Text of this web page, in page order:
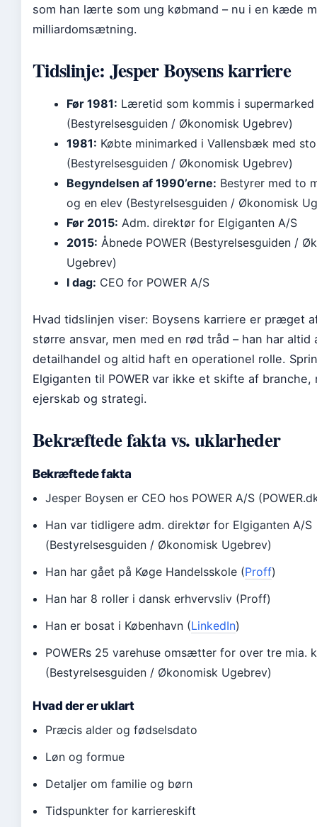
som han lærte som ung købmand – nu i en kæde
milliardomsætning.
Tidslinje: Jesper Boysens karriere
Før 1981: Læretid som kommis i
(Bestyrelsesguiden / Økonomisk Ugebrev)
1981: Købte minimarked i Vallensbæk med
(Bestyrelsesguiden / Økonomisk Ugebrev)
Begyndelsen af 1990’erne: Bestyrer med to
og en elev (Bestyrelsesguiden / Økonomisk
Før 2015: Adm. direktør for Elgiganten A/S
2015: Åbnede POWER (Bestyrelsesguiden /
Ugebrev)
I dag: CEO for POWER A/S
Hvad tidslinjen viser: Boysens karriere er præget
større ansvar, men med en rød tråd – han har altid
detailhandel og altid haft en operationel rolle.
Elgiganten til POWER var ikke et skifte af branche,
ejerskab og strategi.
Bekræftede fakta vs. uklarheder
Bekræftede fakta
Jesper Boysen er CEO hos POWER A/S
Han var tidligere adm. direktør for Elgiganten A/S
(Bestyrelsesguiden / Økonomisk Ugebrev)
Han har gået på Køge Handelsskole (Proff)
Han har 8 roller i dansk erhvervsliv (Proff)
Han er bosat i København (LinkedIn)
POWERs 25 varehuse omsætter for over tre mia.
(Bestyrelsesguiden / Økonomisk Ugebrev)
Hvad der er uklart
Præcis alder og fødselsdato
Løn og formue
Detaljer om familie og børn
Tidspunkter for karriereskift